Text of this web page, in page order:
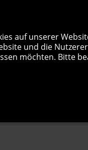
auf unserer
und die
möchten. Bitte